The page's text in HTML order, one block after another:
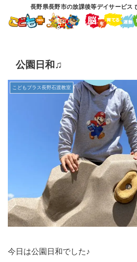
長野県長野市の放課後等デイサービス
公園日和♫
こどもプラス長野石渡教室
今日は公園日和でした♪